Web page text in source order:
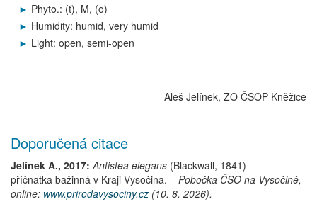
Phyto.: (t), M, (o)
Humidity: humid, very humid
Light: open, semi-open
Aleš Jelínek, ZO ČSOP Kněžice
Doporučená citace
Jelínek A., 2017: Antistea elegans (Blackwall, 1841) -
příčnatka bažinná v Kraji Vysočina. – Pobočka ČSO na Vysočině,
online: www.prirodavysociny.cz (10. 8. 2026).